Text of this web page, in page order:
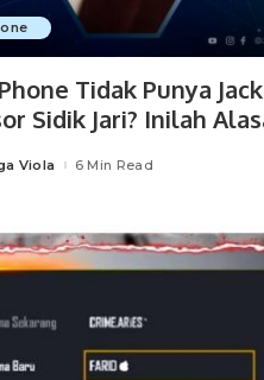
Tidak Punya
Sidik Jari? Inilah
Viola 6 Min Read